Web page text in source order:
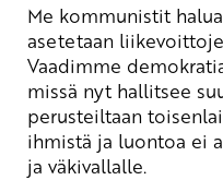
Me kommunistit
asetetaan
Vaadimme
missä nyt hallitsee
perusteiltaan
ihmistä ja luontoa ei
ja väkivallalle.